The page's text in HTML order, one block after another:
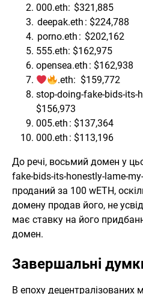
000.eth: $321,885
deepak.eth : $224,788
porno.eth : $202,162
555.eth: $162,975
opensea.eth : $162,938
.eth: $159,772
stop-doing-fake-bids-its-
$156,973
005.eth : $137,364
000.eth : $113,196
До речі, восьмий домен у
fake-bids-its-honestly-lame-
проданий за 100 wETH,
домену продав його, не
має ставку на його
домен.
Завершальні
В епоху децентралізованих